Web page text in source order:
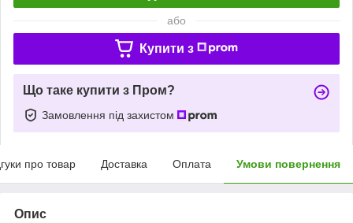
або
Купити з
Що таке купити з Пром?
Замовлення під захистом
про товар Доставка Оплата Умови повернення
Опис